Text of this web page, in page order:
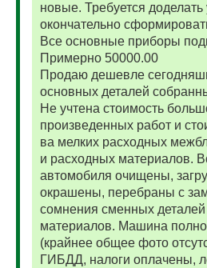
новые. Требуется
окончательно
Все основные приборы
Примерно 50000.00
Продаю дешевле
основных деталей
Не учтена стоимость
произведенных работ и
ва мелких расходных
и расходных материалов.
автомобиля очищены,
окрашены, перебраны с
сомнения сменных
материалов. Машина
(крайнее общее фото
ГИБДД, налоги оплачены,